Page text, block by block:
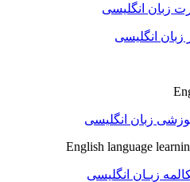
زبان انگلیسی
انگلیسی
زبان انگلیسی
English language
زبـان انگلیسی